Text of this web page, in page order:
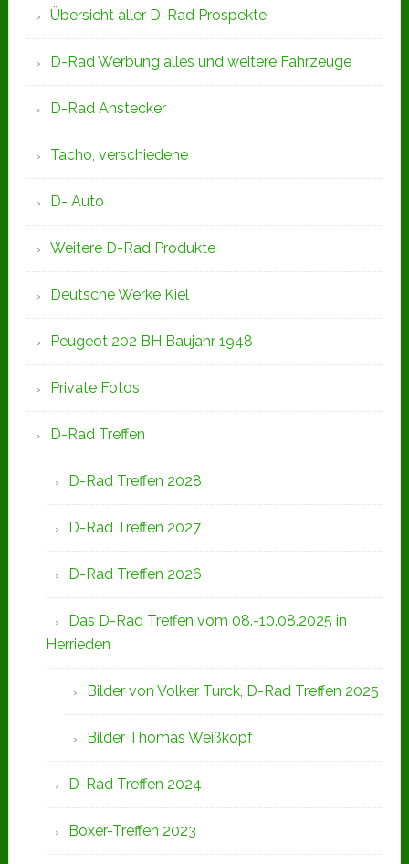
Übersicht aller D-Rad Prospekte
D-Rad Werbung alles und weitere Fahrzeuge
D-Rad Anstecker
Tacho, verschiedene
D- Auto
Weitere D-Rad Produkte
Deutsche Werke Kiel
Peugeot 202 BH Baujahr 1948
Private Fotos
D-Rad Treffen
D-Rad Treffen 2028
D-Rad Treffen 2027
D-Rad Treffen 2026
Das D-Rad Treffen vom 08.-10.08.2025 in
Herrieden
Bilder von Volker Turck, D-Rad Treffen 2025
Bilder Thomas Weißkopf
D-Rad Treffen 2024
Boxer-Treffen 2023